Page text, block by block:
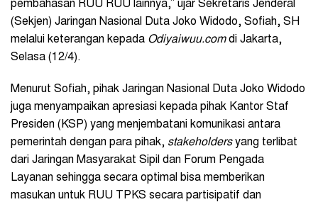
pembahasan RUU RUU lainnya,” ujar Sekretaris Jenderal
(Sekjen) Jaringan Nasional Duta Joko Widodo, Sofiah, SH
melalui keterangan kepada Odiyaiwuu.comdi Jakarta,
Selasa (12/4).
Menurut Sofiah, pihak Jaringan Nasional Duta Joko Widodo
juga menyampaikan apresiasi kepada pihak Kantor Staf
Presiden (KSP) yang menjembatani komunikasi antara
pemerintah dengan para pihak, stakeholdersyang terlibat
dari Jaringan Masyarakat Sipil dan Forum Pengada
Layanan sehingga secara optimal bisa memberikan
masukan untuk RUU TPKS secara partisipatif dan